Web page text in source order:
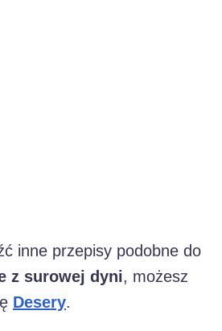
inne przepisy podobne do
z surowej dyni, możesz
Desery.